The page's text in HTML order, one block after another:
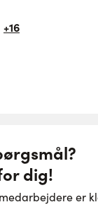
+16
dig!
er